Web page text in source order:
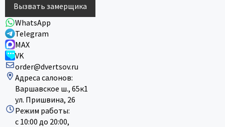
Вызвать замерщика
WhatsApp
Telegram
MAX
VK
order@dvertsov.ru
Адреса салонов:
Варшавское ш., 65к1
ул. Пришвина, 26
Режим работы:
с 10:00 до 20:00,